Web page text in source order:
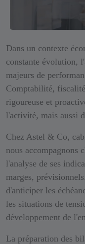
Dans un contexte
constante évolution,
majeurs de
Comptabilité,
rigoureuse et
l'activité, mais aussi
Chez Astel & Co,
nous accompagnons
l'analyse de ses
marges,
d'anticiper les
les situations de
développement de
La préparation des